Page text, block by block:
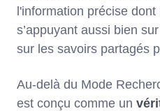
l'information précise
s’appuyant aussi bien
sur les savoirs partagés
Au-delà du Mode
est conçu comme un